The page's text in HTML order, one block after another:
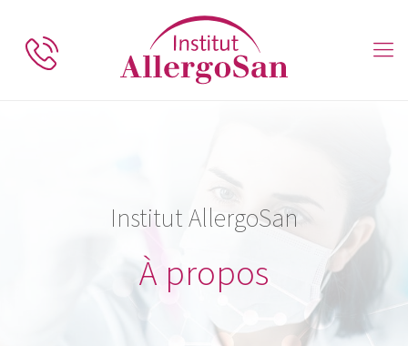
Institut AllergoSan
À propos